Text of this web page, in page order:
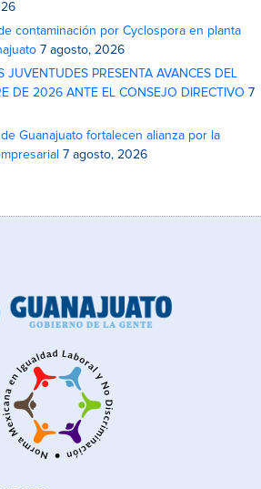
contaminación por Cyclospora en planta
7 agosto, 2026
JUVENTUDES PRESENTA AVANCES DEL
DE 2026 ANTE EL CONSEJO DIRECTIVO 7
Guanajuato fortalecen alianza por la
7 agosto, 2026